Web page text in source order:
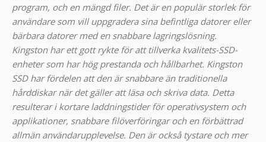
program, och en mängd filer. Det är en populär storlek för
användare som vill uppgradera sina befintliga datorer eller
bärbara datorer med en snabbare lagringslösning.
Kingston har ett gott rykte för att tillverka kvalitets-SSD-
enheter som har hög prestanda och hållbarhet. Kingston
SSD har fördelen att den är snabbare än traditionella
hårddiskar när det gäller att läsa och skriva data. Detta
resulterar i kortare laddningstider för operativsystem och
applikationer, snabbare filöverföringar och en förbättrad
allmän användarupplevelse. Den är också tystare och mer